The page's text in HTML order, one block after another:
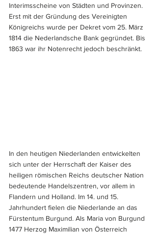
Interimsscheine von Städten und Provinzen.
Erst mit der Gründung des Vereinigten
Königreichs wurde per Dekret vom 25. März
1814 die Nederlandsche Bank gegründet. Bis
1863 war ihr Notenrecht jedoch beschränkt.
In den heutigen Niederlanden entwickelten
sich unter der Herrschaft der Kaiser des
heiligen römischen Reichs deutscher Nation
bedeutende Handelszentren, vor allem in
Flandern und Holland. Im 14. und 15.
Jahrhundert fielen die Niederlande an das
Fürstentum Burgund. Als Maria von Burgund
1477 Herzog Maximilian von Österreich